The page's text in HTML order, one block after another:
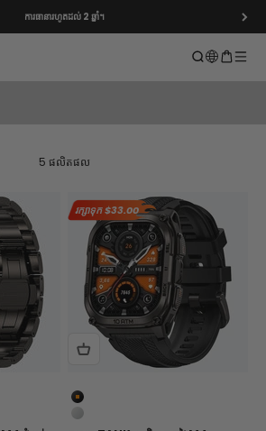
ការធានារហូតដល់ 2 ឆ្នាំ។
Shop បើកការស្វែងរក
បើករទេះបើកម៉ឺ
5 ផលិតផល
រក្សាទុក$33.00
ខ្មៅ
ប្រាក់